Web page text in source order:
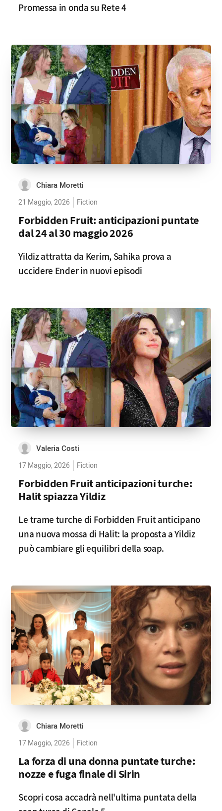
Promessa in onda su Rete 4
Chiara Moretti
21 Maggio, 2026 Fiction
Forbidden Fruit: anticipazioni puntate
dal 24 al 30 maggio 2026
Yildiz attratta da Kerim, Sahika prova a
uccidere Ender in nuovi episodi
Valeria Costi
17 Maggio, 2026 Fiction
Forbidden Fruit anticipazioni turche:
Halit spiazza Yildiz
Le trame turche di Forbidden Fruit anticipano
una nuova mossa di Halit: la proposta a Yildiz
può cambiare gli equilibri della soap.
Chiara Moretti
17 Maggio, 2026 Fiction
La forza di una donna puntate turche:
nozze e fuga finale di Sirin
Scopri cosa accadrà nell'ultima puntata della